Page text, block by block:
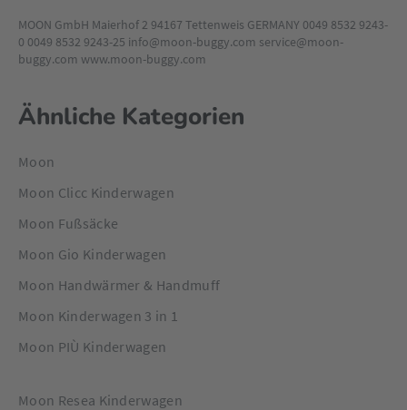
MOON GmbH Maierhof 2 94167 Tettenweis GERMANY 0049 8532 9243-
0 0049 8532 9243-25 info@moon-buggy.com service@moon-
buggy.com www.moon-buggy.com
Ähnliche Kategorien
Moon
Moon Clicc Kinderwagen
Moon Fußsäcke
Moon Gio Kinderwagen
Moon Handwärmer & Handmuff
Moon Kinderwagen 3 in 1
Moon PIÙ Kinderwagen
Moon Resea Kinderwagen